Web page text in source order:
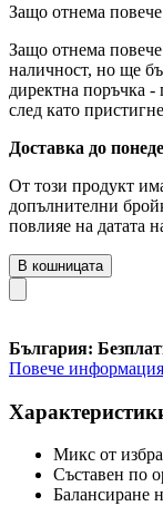
Защо отнема
Защо отнема
наличност, но ще
директна поръчка -
след като
Доставка до
От този продукт
допълнителни
повлияе на датата
В кошницата
България:
Повече информация
Микс от
Съставен по
Балансиране